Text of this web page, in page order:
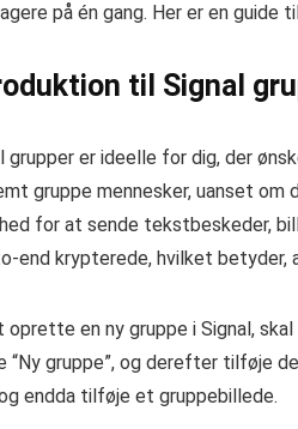
på én gang. Her er en
til Signal
grupper er ideelle for dig, der
gruppe mennesker, uanset om
for at sende tekstbeskeder,
end krypterede, hvilket betyder,
oprette en ny gruppe i Signal,
“Ny gruppe”, og derefter tilføje
endda tilføje et gruppebillede.